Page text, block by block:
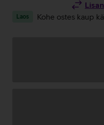
Laos Kohe ostes kaup